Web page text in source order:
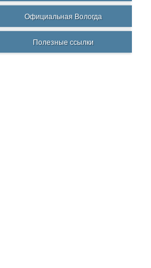
Официальная Вологда
Полезные ссылки